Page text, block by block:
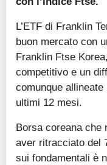
L’ETF di Franklin
buon mercato con
Franklin Ftse
competitivo e un
comunque
ultimi 12 mesi.
Borsa coreana che
aver ritracciato del
sui fondamentali è